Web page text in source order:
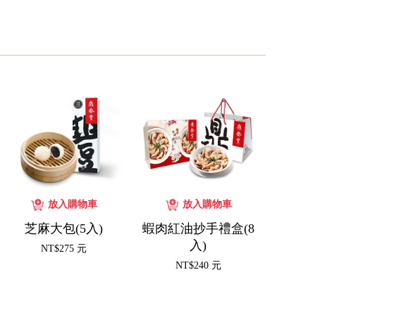
芝麻大包(5入)
NT$275 元
蝦肉紅油抄手禮盒(8
入)
NT$240 元